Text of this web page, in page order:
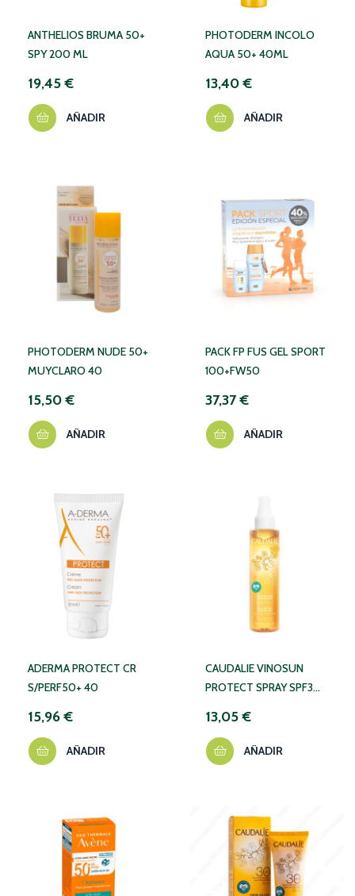
ANTHELIOS BRUMA 50+
SPY 200 ML
19,45 €
AÑADIR
PHOTODERM INCOLO
AQUA 50+ 40ML
13,40 €
AÑADIR
PHOTODERM NUDE 50+
MUYCLARO 40
15,50 €
AÑADIR
PACK FP FUS GEL SPORT
100+FW50
37,37 €
AÑADIR
ADERMA PROTECT CR
S/PERF50+ 40
15,96 €
AÑADIR
CAUDALIE VINOSUN
PROTECT SPRAY SPF30+
13,05 €
AÑADIR